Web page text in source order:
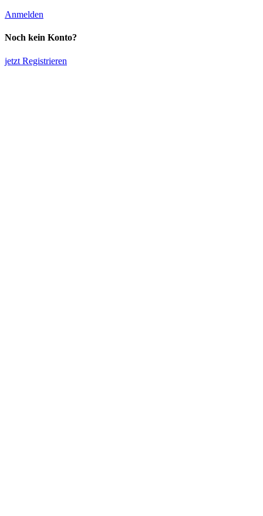
Anmelden
Noch kein Konto?
jetzt Registrieren